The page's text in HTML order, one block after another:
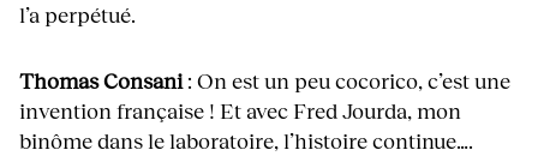
l’a perpétué.
Thomas Consani : On est un peu cocorico, c’est une
invention française ! Et avec Fred Jourda, mon
binôme dans le laboratoire, l’histoire continue….